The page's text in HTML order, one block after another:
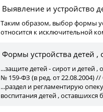
Выявление и устройство
Таким образом, выбор формы
относится к исключительной
Формы устройства детей ,
...защите детей - сирот и детей
№ 159-ФЗ (в ред. от 22.08.2004)
...раздел и регламентирую
воспитания детей , оставшихся